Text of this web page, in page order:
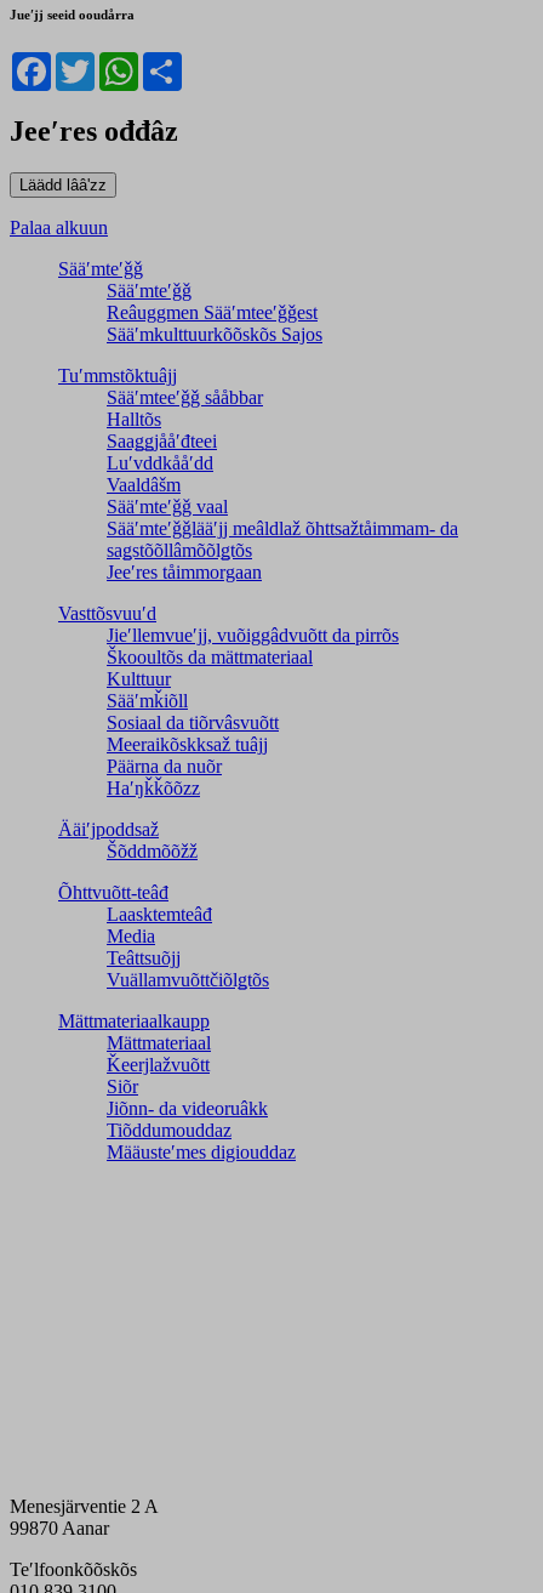
Jueʹjj seeid ooudårra
Facebook
TwitterWhatsApp
Jeeʹres ođđâz
Palaa alkuun
Sääʹmteʹǧǧ
Sääʹmteʹǧǧ
Reâuggmen Sääʹmteeʹǧǧest
Sääʹmkulttuurkõõskõs Sajos
Tuʹmmstõktuâjj
Sääʹmteeʹǧǧ sååbbar
Halltõs
Saaǥǥjååʹđteei
Luʹvddkååʹdd
Vaaldâšm
Sääʹmteʹǧǧ vaal
Sääʹmteʹǧǧlääʹjj meâldlaž õhttsažtåimmam- da
saǥstõõllâmõõlǥtõs
Jeeʹres tåimmorgaan
Vasttõsvuuʹd
Jieʹllemvueʹjj, vuõiggâdvuõtt da pirrõs
Škooultõs da mättmateriaal
Kulttuur
Sääʹmǩiõll
Sosiaal da tiõrvâsvuõtt
Meeraikõskksaž tuâjj
Päärna da nuõr
Haʹŋǩǩõõzz
Ääiʹjpoddsaž
Šõddmõõžž
Õhttvuõtt-teâđ
Laasktemteâđ
Media
Teâttsuõjj
Vuällamvuõttčiõlǥtõs
Mättmateriaalkaupp
Mättmateriaal
Ǩeerjlažvuõtt
Siõr
Jiõnn- da videoruâkk
Tiõddumouddaz
Määusteʹmes digiouddaz
Menesjärventie 2 A
99870 Aanar
Teʹlfoonkõõskõs